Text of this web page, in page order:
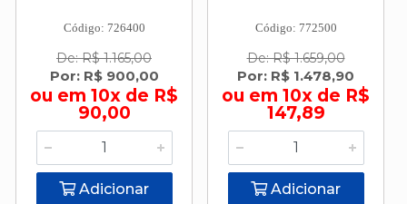
Código: 726400
De: R$ 1.165,00
Por: R$ 900,00
ou em 10x de R$
90,00
Adicionar
Código: 772500
De: R$ 1.659,00
Por: R$ 1.478,90
ou em 10x de R$
147,89
Adicionar